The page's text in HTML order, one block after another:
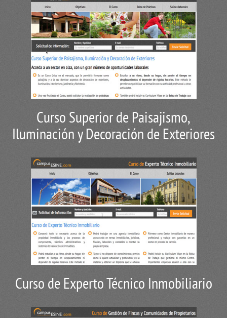
Curso Superior de Paisajismo,
Iluminación y Decoración de Exteriores
Curso de Experto Técnico Inmobiliario